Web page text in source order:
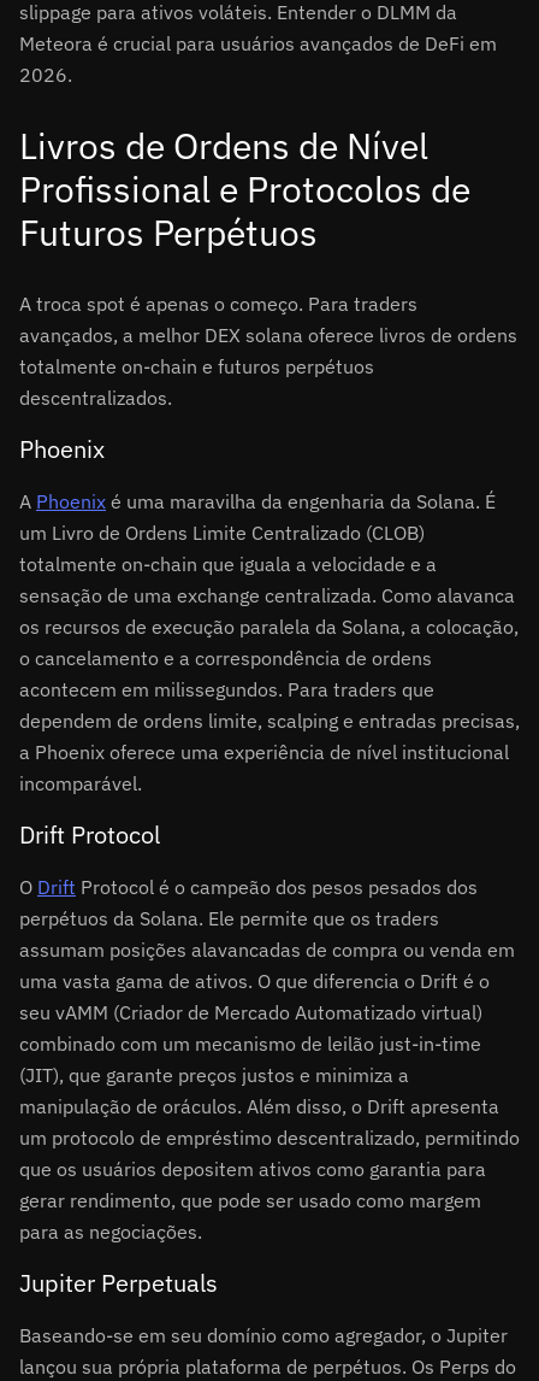
slippage para ativos voláteis. Entender o DLMM da
Meteora é crucial para usuários avançados de DeFi em
2026.
Livros de Ordens de Nível
Profissional e Protocolos de
Futuros Perpétuos
A troca spot é apenas o começo. Para traders
avançados, a melhor DEX solana oferece livros de ordens
totalmente on-chain e futuros perpétuos
descentralizados.
Phoenix
A Phoenix é uma maravilha da engenharia da Solana. É
um Livro de Ordens Limite Centralizado (CLOB)
totalmente on-chain que iguala a velocidade e a
sensação de uma exchange centralizada. Como alavanca
os recursos de execução paralela da Solana, a colocação,
o cancelamento e a correspondência de ordens
acontecem em milissegundos. Para traders que
dependem de ordens limite, scalping e entradas precisas,
a Phoenix oferece uma experiência de nível institucional
incomparável.
Drift Protocol
O Drift Protocol é o campeão dos pesos pesados dos
perpétuos da Solana. Ele permite que os traders
assumam posições alavancadas de compra ou venda em
uma vasta gama de ativos. O que diferencia o Drift é o
seu vAMM (Criador de Mercado Automatizado virtual)
combinado com um mecanismo de leilão just-in-time
(JIT), que garante preços justos e minimiza a
manipulação de oráculos. Além disso, o Drift apresenta
um protocolo de empréstimo descentralizado, permitindo
que os usuários depositem ativos como garantia para
gerar rendimento, que pode ser usado como margem
para as negociações.
Jupiter Perpetuals
Baseando-se em seu domínio como agregador, o Jupiter
lançou sua própria plataforma de perpétuos. Os Perps do